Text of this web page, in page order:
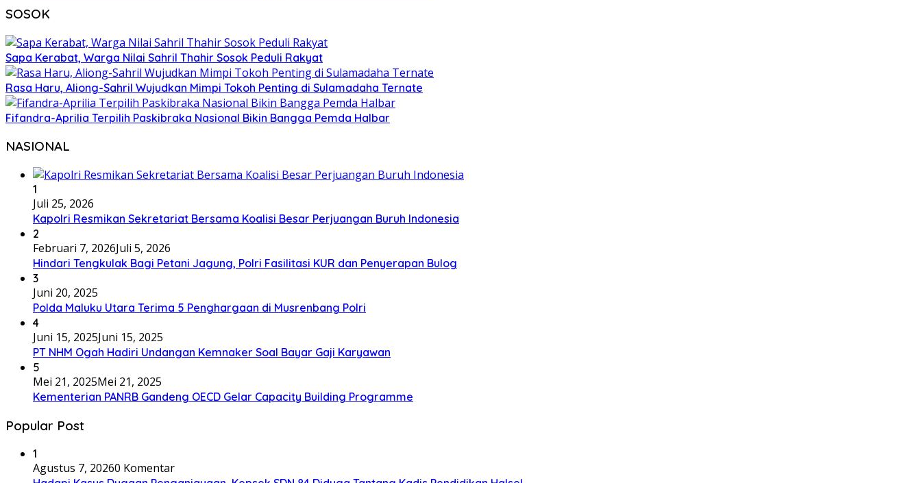
SOSOK
Sapa Kerabat, Warga Nilai Sahril Thahir Sosok Peduli Rakyat
Rasa Haru, Aliong-Sahril Wujudkan Mimpi Tokoh Penting di Sulamadaha Ternate
Fifandra-Aprilia Terpilih Paskibraka Nasional Bikin Bangga Pemda Halbar
NASIONAL
1
Juli 25, 2026
Kapolri Resmikan Sekretariat Bersama Koalisi Besar Perjuangan Buruh Indonesia
2
Februari 7, 2026Juli 5, 2026
Hindari Tengkulak Bagi Petani Jagung, Polri Fasilitasi KUR dan Penyerapan Bulog
3
Juni 20, 2025
Polda Maluku Utara Terima 5 Penghargaan di Musrenbang Polri
4
Juni 15, 2025Juni 15, 2025
PT NHM Ogah Hadiri Undangan Kemnaker Soal Bayar Gaji Karyawan
5
Mei 21, 2025Mei 21, 2025
Kementerian PANRB Gandeng OECD Gelar Capacity Building Programme
Popular Post
1
Agustus 7, 20260 Komentar